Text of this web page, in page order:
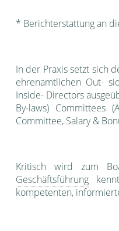
* Berichterstattung an
In der Praxis setzt sich
ehrenamtlichen Out-
Inside- Directors
By-laws) Committees
Committee, Salary &
Kritisch wird zum
Geschäftsführung
kompetenten,